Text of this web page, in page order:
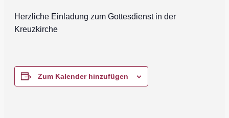
Herzliche Einladung zum Gottesdienst in der
Kreuzkirche
Zum Kalender hinzufügen